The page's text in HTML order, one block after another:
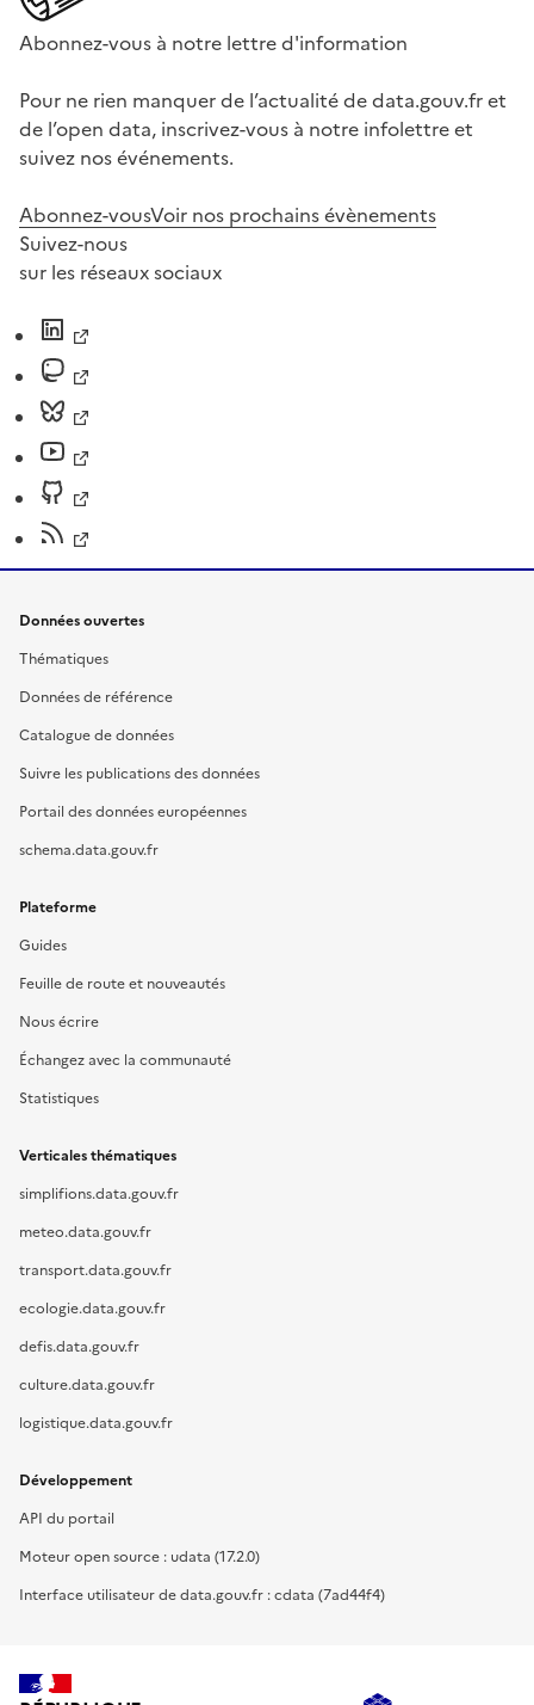
Abonnez-vous à notre lettre d'information
Pour ne rien manquer de l’actualité de data.gouv.fr et
de l’open data, inscrivez-vous à notre infolettre et
suivez nos événements.
Abonnez-vousVoir nos prochains évènements
Suivez-nous
sur les réseaux sociaux
Données ouvertes
Thématiques
Données de référence
Catalogue de données
Suivre les publications des données
Portail des données européennes
schema.data.gouv.fr
Plateforme
Guides
Feuille de route et nouveautés
Nous écrire
Échangez avec la communauté
Statistiques
Verticales thématiques
simplifions.data.gouv.fr
meteo.data.gouv.fr
transport.data.gouv.fr
ecologie.data.gouv.fr
defis.data.gouv.fr
culture.data.gouv.fr
logistique.data.gouv.fr
Développement
API du portail
Moteur open source : udata (17.2.0)
Interface utilisateur de data.gouv.fr : cdata (7ad44f4)